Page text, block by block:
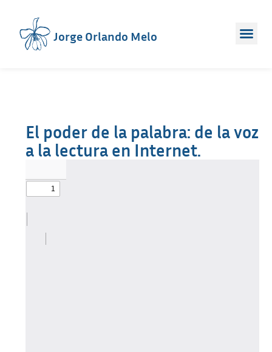
Jorge Orlando Melo
El poder de la palabra: de la voz
a la lectura en Internet.